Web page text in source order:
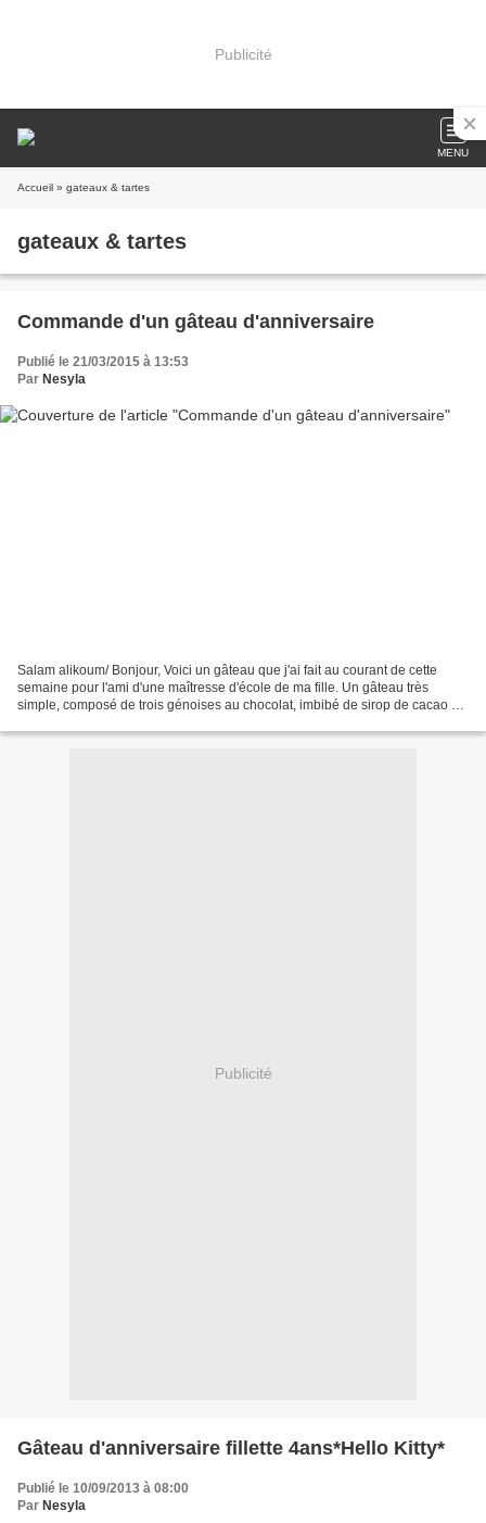
Publicité
MENU
Accueil » gateaux & tartes
gateaux & tartes
Commande d'un gâteau d'anniversaire
Publié le 21/03/2015 à 13:53
Par Nesyla
Salam alikoum/ Bonjour, Voici un gâteau que j'ai fait au courant de cette
semaine pour l'ami d'une maîtresse d'école de ma fille. Un gâteau très
simple, composé de trois génoises au chocolat, imbibé de sirop de cacao et
Publicité
Gâteau d'anniversaire fillette 4ans*Hello Kitty*
Publié le 10/09/2013 à 08:00
Par Nesyla